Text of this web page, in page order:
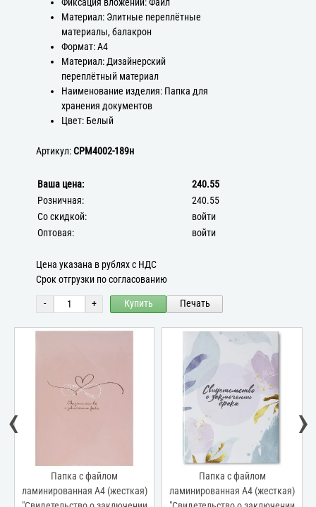
Материал: Элитные переплётные
материалы, балакрон
Формат: А4
Материал: Дизайнерский
переплётный материал
Наименование изделия: Папка для
хранения документов
Цвет: Белый
Артикул:СРМ4002-189н
Ваша цена:
240.55
Розничная:
240.55
Со скидкой:
войти
Оптовая:
войти
Цена указана в рублях с НДС
Срок отгрузки по согласованию
- + Купить Печать
Папка с файлом
ламинированная А4 (жесткая)
Папка с файлом
ламинированная А4 (жесткая)
‹ ›